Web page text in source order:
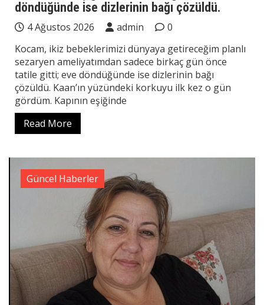
döndüğünde ise dizlerinin bağı çözüldü.
4 Ağustos 2026 admin
0
Kocam, ikiz bebeklerimizi dünyaya getireceğim planlı
sezaryen ameliyatımdan sadece birkaç gün önce
tatile gitti; eve döndüğünde ise dizlerinin bağı
çözüldü. Kaan’ın yüzündeki korkuyu ilk kez o gün
gördüm. Kapının eşiğinde
Read More
Güncel Haberler